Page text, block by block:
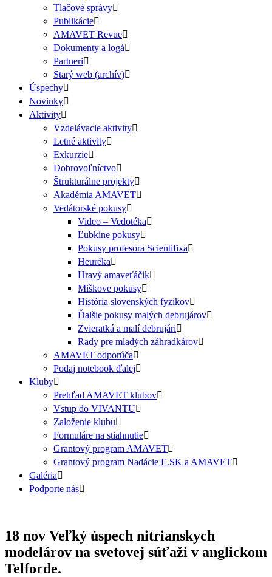
Tlačové správy
Publikácie
AMAVET Revue
Dokumenty a logá
Partneri
Starý web (archív)
Úspechy
Novinky
Aktivity
Vzdelávacie aktivity
Letné aktivity
Exkurzie
Dobrovoľníctvo
Štrukturálne projekty
Akadémia AMAVET
Vedátorské pokusy
Video – Vedotéka
Ľubkine pokusy
Pokusy profesora Scientifixa
Heuréka
Hravý amaveťáčik
Miškove pokusy
História slovenských fyzikov
Ďalšie pokusy malých debrujárov
Zvieratká a malí debrujári
Rady pre mladých záhradkárov
AMAVET odporúča
Podaj notebook ďalej
Kluby
Prehľad AMAVET klubov
Vstup do VIVANTU
Založenie klubu
Formuláre na stiahnutie
Grantový program AMAVET
Grantový program Nadácie E.SK a AMAVET
Galéria
Podporte nás
18 nov Veľký úspech nitrianskych
modelárov na svetovej súťaži v anglickom
Telforde.